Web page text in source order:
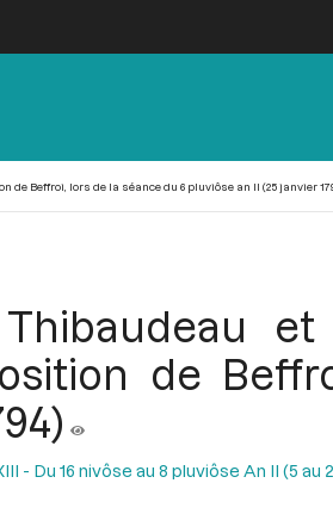
Beffroi, lors de la séance du 6 pluviôse an II (25 janvier
de
- Du 16 nivôse au 8 pluviôse An II (5 au